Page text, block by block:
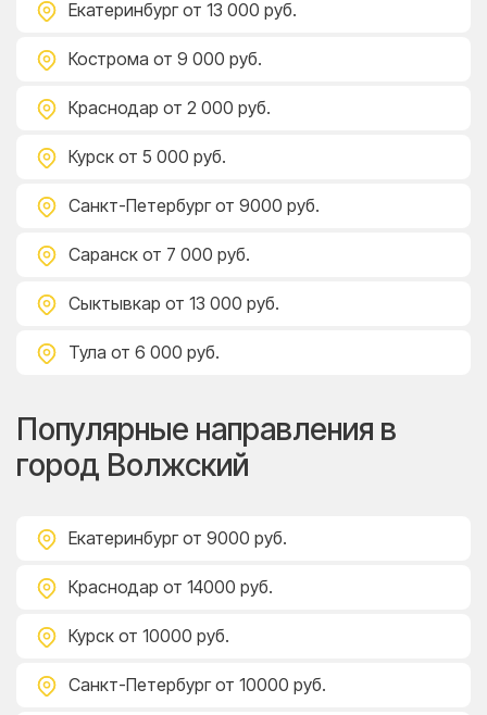
Екатеринбург от 13 000 руб.
Кострома от 9 000 руб.
Краснодар от 2 000 руб.
Курск от 5 000 руб.
Санкт-Петербург от 9000 руб.
Саранск от 7 000 руб.
Сыктывкар от 13 000 руб.
Тула от 6 000 руб.
Популярные направления в
город Волжский
Екатеринбург от 9000 руб.
Краснодар от 14000 руб.
Курск от 10000 руб.
Санкт-Петербург от 10000 руб.